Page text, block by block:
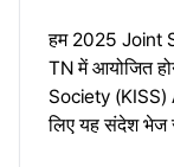
हम 2025 Joint
TN में आयोजित
Society (KISS)
लिए यह संदेश भेज